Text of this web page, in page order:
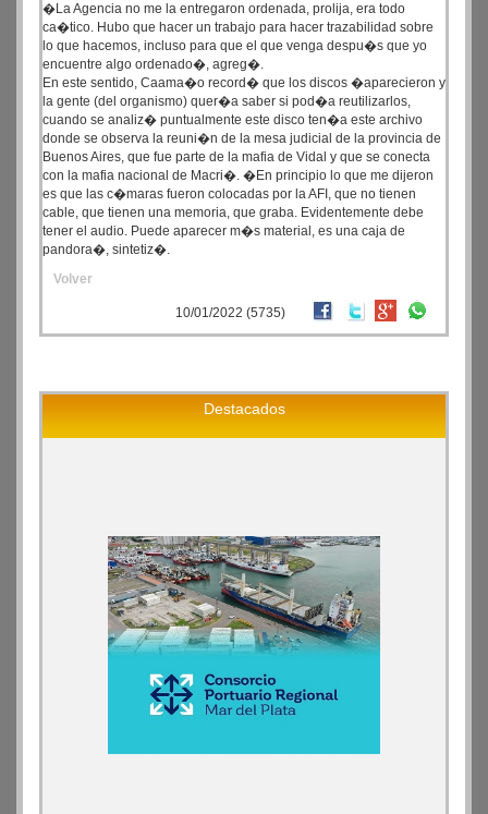
�La Agencia no me la entregaron ordenada, prolija, era todo
ca�tico. Hubo que hacer un trabajo para hacer trazabilidad sobre
lo que hacemos, incluso para que el que venga despu�s que yo
encuentre algo ordenado�, agreg�.
En este sentido, Caama�o record� que los discos �aparecieron y
la gente (del organismo) quer�a saber si pod�a reutilizarlos,
cuando se analiz� puntualmente este disco ten�a este archivo
donde se observa la reuni�n de la mesa judicial de la provincia de
Buenos Aires, que fue parte de la mafia de Vidal y que se conecta
con la mafia nacional de Macri�. �En principio lo que me dijeron
es que las c�maras fueron colocadas por la AFI, que no tienen
cable, que tienen una memoria, que graba. Evidentemente debe
tener el audio. Puede aparecer m�s material, es una caja de
pandora�, sintetiz�.
Volver
10/01/2022 (5735)
Destacados